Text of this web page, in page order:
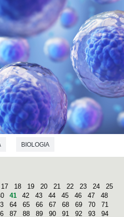
BIOLOGIA
17 18 19 20 21 22 23 24
25
41 42 43 44 45 46 47
48
64 65 66 67 68 69 70
71
87 88 89 90 91 92 93
94